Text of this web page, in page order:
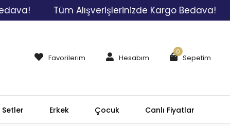
Tüm Alışverişlerinizde Kargo Bedava! Tüm
Favorilerim Hesabım Sepetim
0
Setler Erkek Çocuk Canlı Fiyatlar